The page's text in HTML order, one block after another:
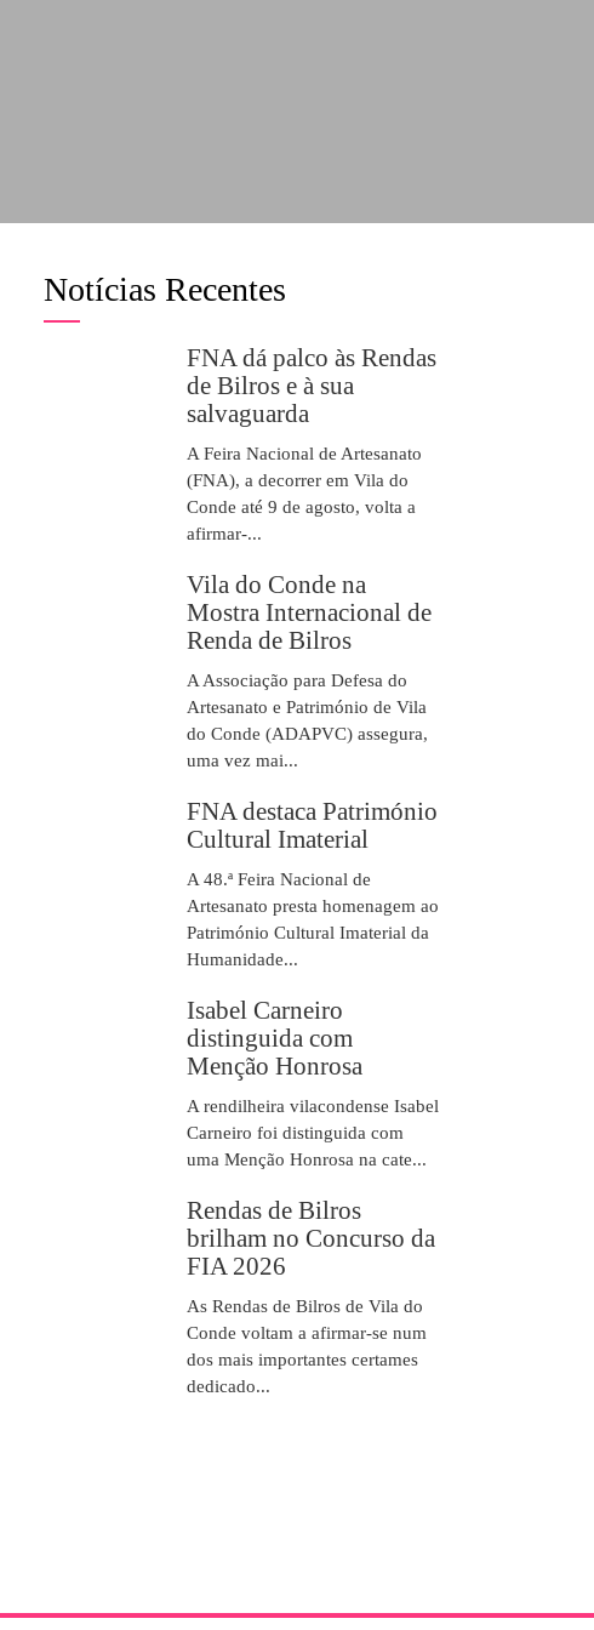
Notícias Recentes
FNA dá palco às Rendas
de Bilros e à sua
salvaguarda
A Feira Nacional de Artesanato
(FNA), a decorrer em Vila do
Conde até 9 de agosto, volta a
afirmar-...
Vila do Conde na
Mostra Internacional de
Renda de Bilros
A Associação para Defesa do
Artesanato e Património de Vila
do Conde (ADAPVC) assegura,
uma vez mai...
FNA destaca Património
Cultural Imaterial
A 48.ª Feira Nacional de
Artesanato presta homenagem ao
Património Cultural Imaterial da
Humanidade...
Isabel Carneiro
distinguida com
Menção Honrosa
A rendilheira vilacondense Isabel
Carneiro foi distinguida com
uma Menção Honrosa na cate...
Rendas de Bilros
brilham no Concurso da
FIA 2026
As Rendas de Bilros de Vila do
Conde voltam a afirmar-se num
dos mais importantes certames
dedicado...